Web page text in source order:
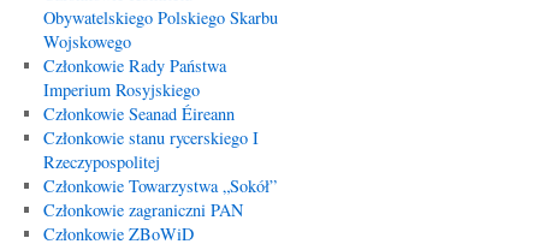
Obywatelskiego Polskiego Skarbu
Wojskowego
Członkowie Rady Państwa
Imperium Rosyjskiego
Członkowie Seanad Éireann
Członkowie stanu rycerskiego I
Rzeczypospolitej
Członkowie Towarzystwa „Sokół”
Członkowie zagraniczni PAN
Członkowie ZBoWiD